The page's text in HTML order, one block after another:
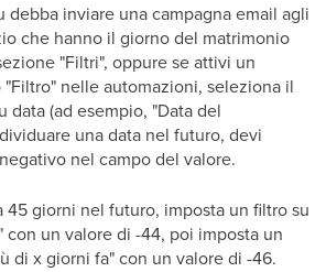
debba inviare una campagna email agli
che hanno il giorno del matrimonio
"Filtri", oppure se attivi un
nelle automazioni, seleziona il
data (ad esempio, "Data del
una data nel futuro, devi
nel campo del valore.
45 giorni nel futuro, imposta un filtro su
con un valore di -44, poi imposta un
di x giorni fa" con un valore di -46.